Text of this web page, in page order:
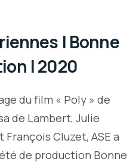
| Bonne
| 2020
du film « Poly » de
de Lambert, Julie
Cluzet, ASE a
de production Bonne